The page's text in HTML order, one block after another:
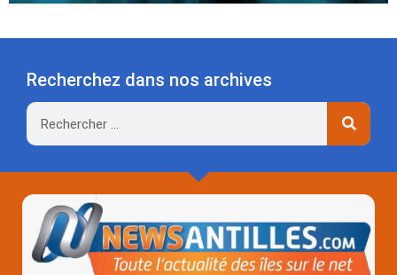
Recherchez dans nos archives
Rechercher